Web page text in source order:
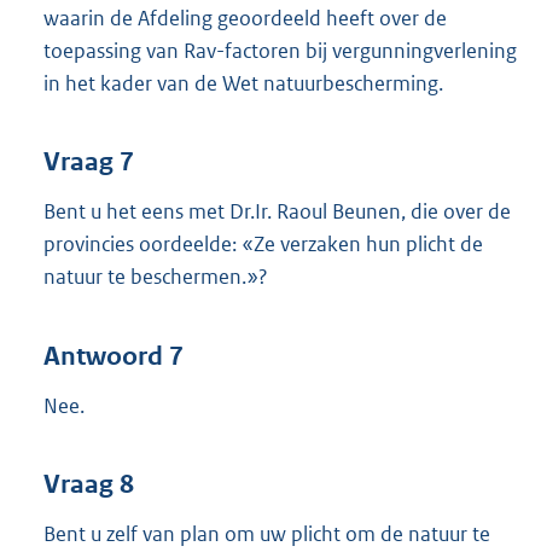
waarin de Afdeling geoordeeld heeft over de
toepassing van Rav-factoren bij vergunningverlening
in het kader van de Wet natuurbescherming.
Vraag 7
Bent u het eens met Dr.Ir. Raoul Beunen, die over de
provincies oordeelde: «Ze verzaken hun plicht de
natuur te beschermen.»?
Antwoord 7
Nee.
Vraag 8
Bent u zelf van plan om uw plicht om de natuur te